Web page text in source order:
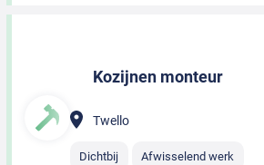
Kozijnen monteur
Twello
Dichtbij Afwisselend werk